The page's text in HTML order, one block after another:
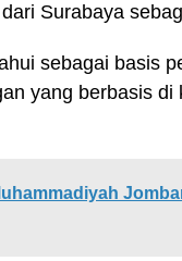
Surabaya
sebagai basis
yang berbasis